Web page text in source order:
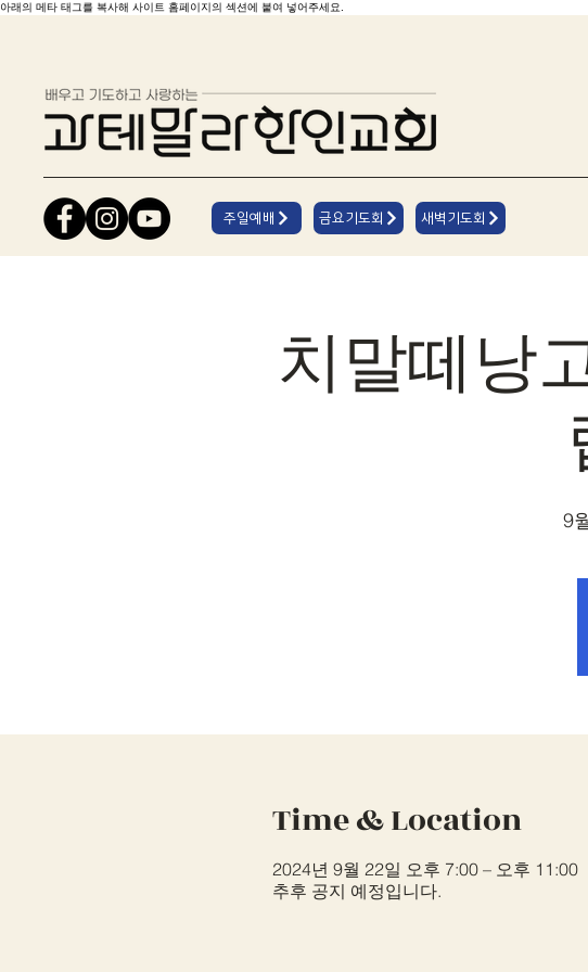
아래의 메타 태그를 복사해 사이트 홈페이지의 섹션에 붙여 넣어주세요.
주일예배 금요기도회 새벽기도회
치말떼낭
9
Time & Location
2024년 9월 22일 오후 7:00 – 오후 11:00
추후 공지 예정입니다.